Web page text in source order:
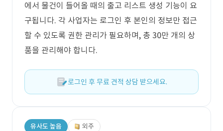
에서 물건이 들어올 때의 출고 리스트 생성 기능이 요
구됩니다. 각 사업자는 로그인 후 본인의 정보만 접근
할 수 있도록 권한 관리가 필요하며, 총 30만 개의 상
품을 관리해야 합니다.
로그인 후 무료 견적 상담 받으세요.
유사도 높음 외주